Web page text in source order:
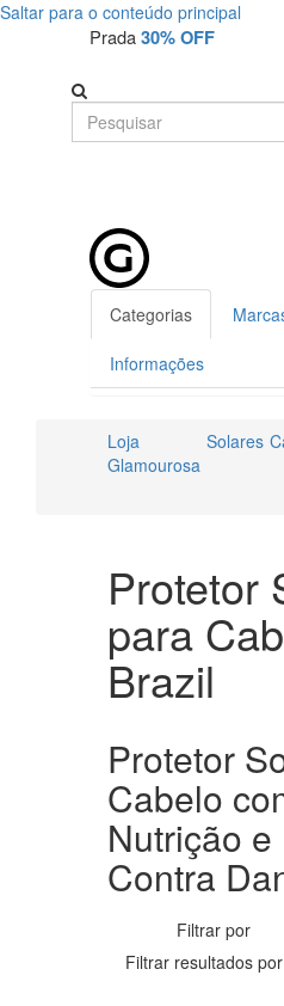
Saltar para o conteúdo principal
Prada30% OFF
Categorias
Informações
Loja
Glamourosa
Solares
Protetor
para
Brazil
Protetor
Cabelo
Nutrição
Contra
Filtrar por
Filtrar resultados por